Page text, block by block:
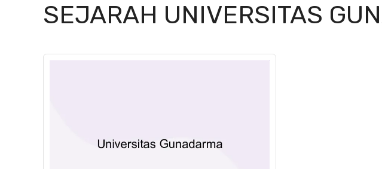
SEJARAH UNIVERSITAS